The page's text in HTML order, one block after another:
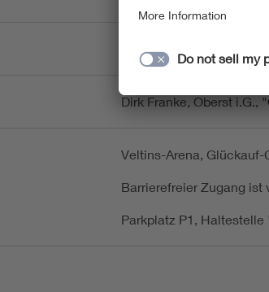
VDE Rhein-Ruhr e.V.
Dirk Franke, Oberst i.G.,
Veltins-Arena, Glückauf-
Barrierefreier Zugang ist
Parkplatz P1,